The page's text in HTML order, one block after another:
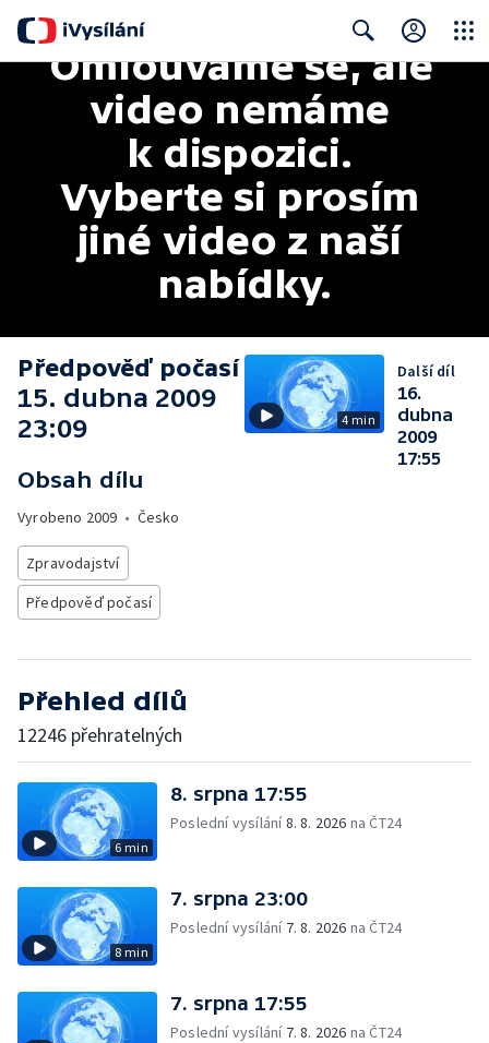
Search
Omlouváme se, ale
video nemáme
k dispozici.
Vyberte si prosím
jiné video z naší
nabídky.
Předpověď počasí
15. dubna 2009
23:09
Obsah dílu
Vyrobeno 2009 • Česko
Zpravodajství
Předpověď počasí
4 min
Další díl
16.
dubna
2009
17:55
Přehled dílů
12246 přehratelných
6 min
8. srpna 17:55
Poslední vysílání8. 8. 2026 na ČT24
8 min
7. srpna 23:00
Poslední vysílání 7. 8. 2026 na ČT24
7. srpna 17:55
Poslední vysílání 7. 8. 2026 na ČT24